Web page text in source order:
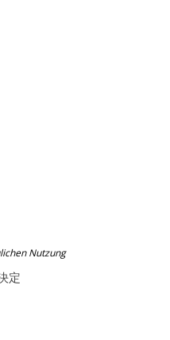
Nutzung
定